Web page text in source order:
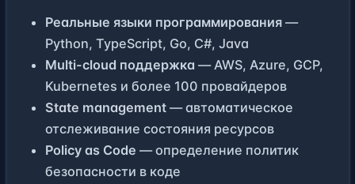
Реальные языки программирования —
Python, TypeScript, Go, C#, Java
Multi-cloud поддержка — AWS, Azure, GCP,
Kubernetes и более 100 провайдеров
State management — автоматическое
отслеживание состояния ресурсов
Policy as Code — определение политик
безопасности в коде